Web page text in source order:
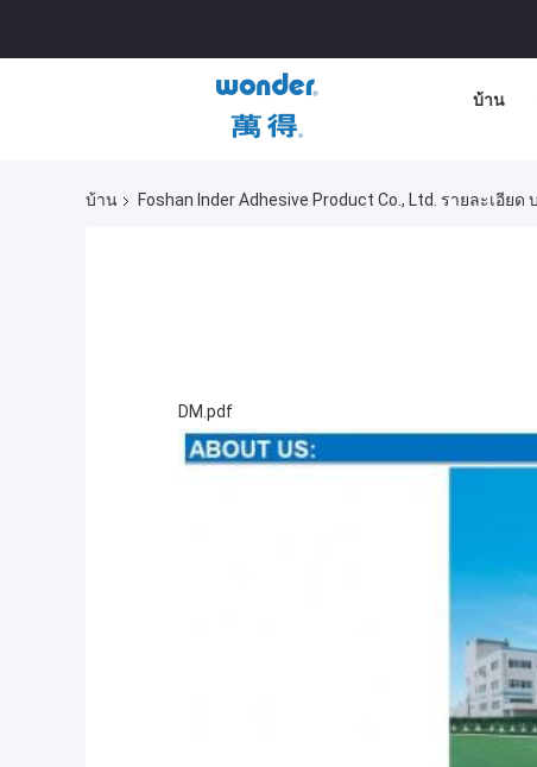
บ้าน
บ้าน Foshan Inder Adhesive Product Co., Ltd. รายละเอียด
DM.pdf